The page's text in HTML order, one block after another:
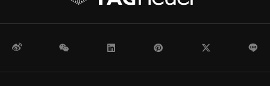
微博 WeChat Pinterest